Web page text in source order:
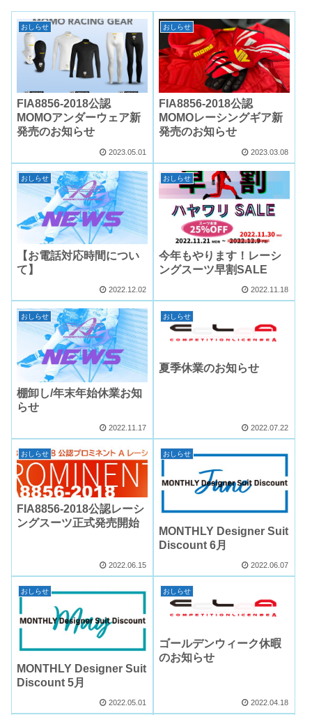
おしらせ
FIA8856-2018公認
MOMOアンダーウェア新
発売のお知らせ
2023.05.01
おしらせ
FIA8856-2018公認
MOMOレーシングギア新
発売のお知らせ
2023.03.08
おしらせ
【お電話対応時間につい
て】
2022.12.02
おしらせ
今年もやります！レーシ
ングスーツ早割SALE
2022.11.18
おしらせ
棚卸し/年末年始休業お知
らせ
2022.11.17
おしらせ
夏季休業のお知らせ
2022.07.22
おしらせ
FIA8856-2018公認レーシ
ングスーツ正式発売開始
2022.06.15
おしらせ
MONTHLY Designer Suit
Discount 6月
2022.06.07
おしらせ
MONTHLY Designer Suit
Discount 5月
2022.05.01
おしらせ
ゴールデンウィーク休暇
のお知らせ
2022.04.18